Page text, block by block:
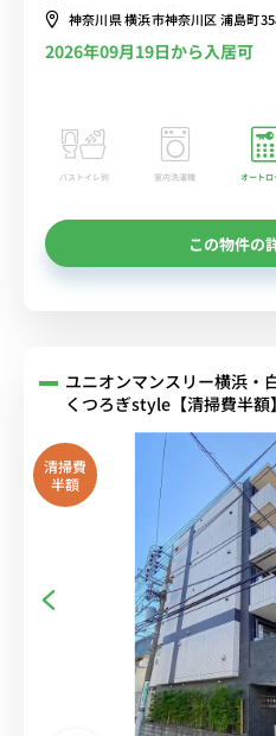
神奈川県 横浜市神奈川区 浦島町
2026年09月19日から入居可
バストイレ別 室内洗濯機 オートロ
この物件の
ユニオンマンスリー横浜・
くつろぎstyle【清掃費半額】
清掃費
半額